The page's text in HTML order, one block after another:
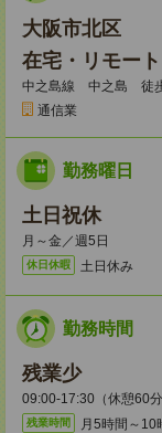
大阪市北区
在宅・リモー
中之島線 中之島 徒
通信業
勤務曜日
土日祝休
月～金／週5日
休日休暇 土日休み
勤務時間
残業少
09:00-17:30（休憩60
残業時間
月5時間～10